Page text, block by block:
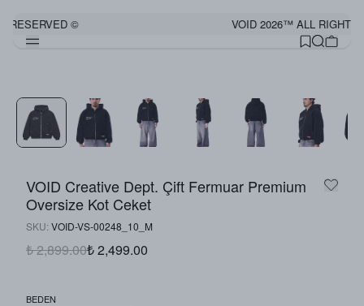
RESERVED © VOID 2026™ ALL RIGHTS
VOID Creative Dept. Çift Fermuar Premium
Oversize Kot Ceket
SKU: VOID-VS-00248_10_M
₺ 2,899.00₺ 2,499.00
BEDEN